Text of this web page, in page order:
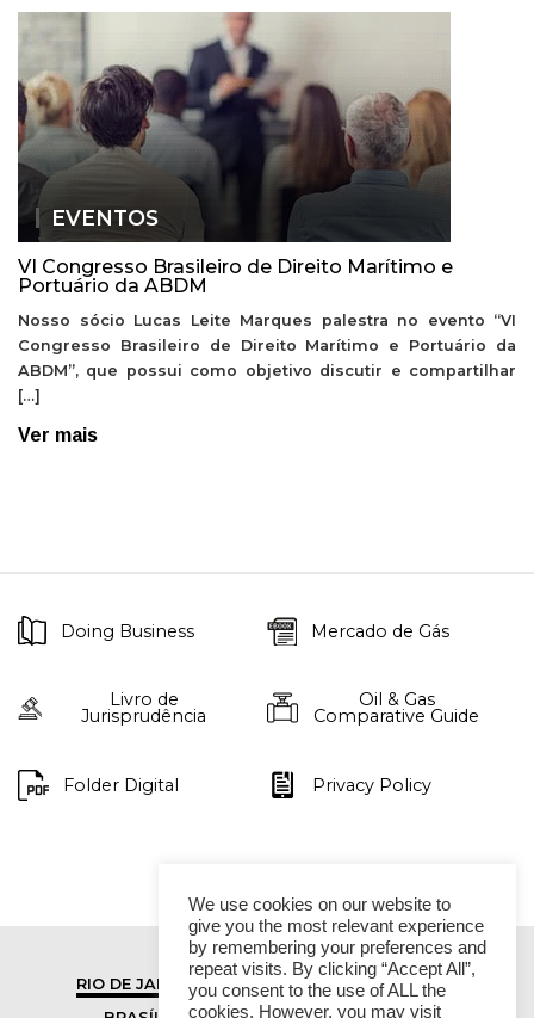
EVENTOS
VI Congresso Brasileiro de Direito Marítimo e
Portuário da ABDM
Nosso sócio Lucas Leite Marques palestra no evento “VI
Congresso Brasileiro de Direito Marítimo e Portuário da
ABDM”, que possui como objetivo discutir e compartilhar
[…]
Ver mais
Doing Business Mercado de Gás
Livro de
Jurisprudência
Oil & Gas
Comparative Guide
Folder Digital Privacy Policy
RIO DE JANEIRO
SÃO PAULO
We use cookies on our website to
give you the most relevant experience
by remembering your preferences and
repeat visits. By clicking “Accept All”,
you consent to the use of ALL the
cookies. However, you may visit